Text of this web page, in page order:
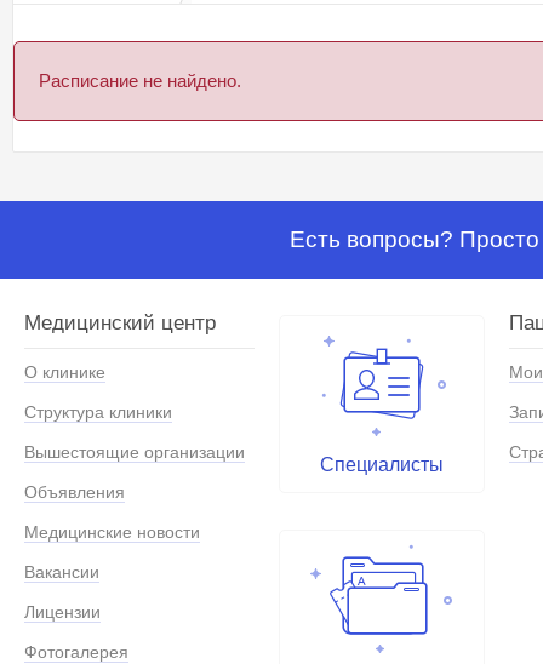
Расписание не найдено.
Есть вопросы?
Медицинский центр
О клинике
Структура клиники
Вышестоящие организации
Объявления
Медицинские новости
Вакансии
Лицензии
Фотогалерея
Специалисты